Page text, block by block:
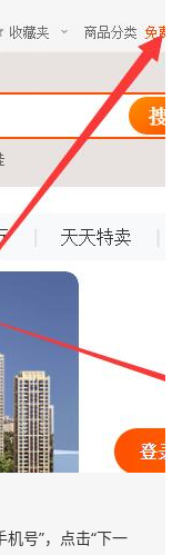
号”，点击“下一